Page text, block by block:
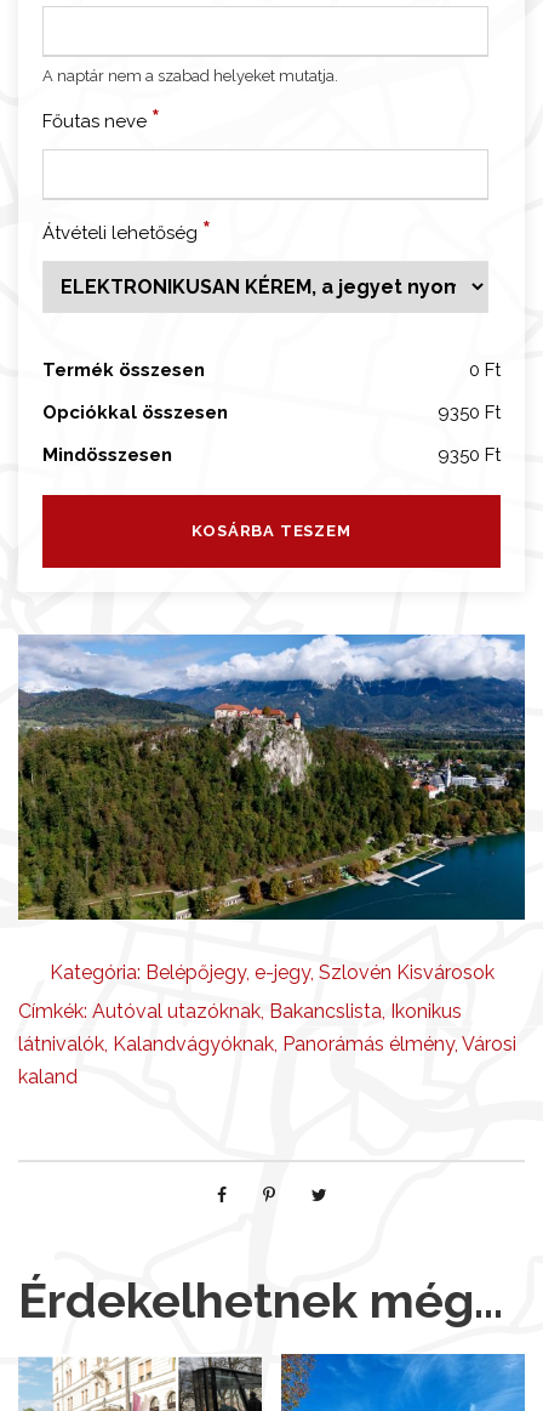
ő
e
y
e
n
i
é
g
A naptár nem a szabad helyeket mutatja.
Főutas neve *
Átvételi lehetőség *
Termék összesen
0 Ft
Opciókkal összesen
9350 Ft
Mindösszesen
9350 Ft
KOSÁRBA TESZEM
Kategória: Belépőjegy, e-jegy, Szlovén Kisvárosok
Címkék: Autóval utazóknak, Bakancslista, Ikonikus
látnivalók, Kalandvágyóknak, Panorámás élmény, Városi
kaland
Érdekelhetnek még…